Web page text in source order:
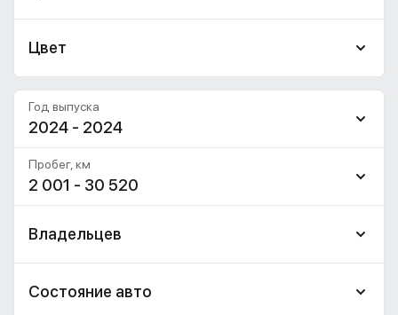
Цвет
2024 - 2024
Год выпуска
2 001 - 30 520
Пробег, км
Владельцев
Состояние авто